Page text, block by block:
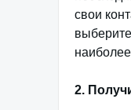
свои
2.